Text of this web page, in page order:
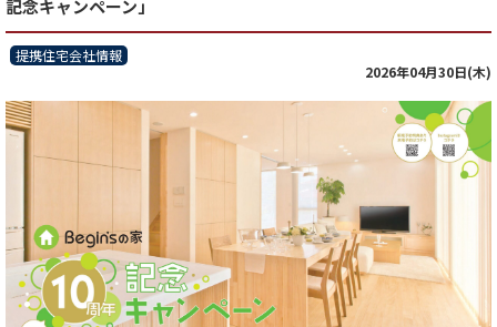
記念キャンペーン」
提携住宅会社情報
2026年04月30日(木)